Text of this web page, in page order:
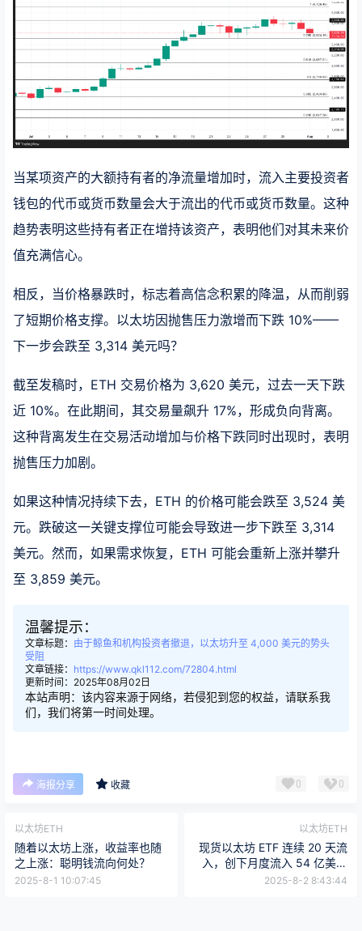
当某项资产的大额持有者的净流量增加时，流入主要投资者
钱包的代币或货币数量会大于流出的代币或货币数量。这种
趋势表明这些持有者正在增持该资产，表明他们对其未来价
值充满信心。
相反，当价格暴跌时，标志着高信念积累的降温，从而削弱
了短期价格支撑。以太坊因抛售压力激增而下跌 10%——
下一步会跌至 3,314 美元吗？
截至发稿时，ETH 交易价格为 3,620 美元，过去一天下跌
近 10%。在此期间，其交易量飙升 17%，形成负向背离。
这种背离发生在交易活动增加与价格下跌同时出现时，表明
抛售压力加剧。
如果这种情况持续下去，ETH 的价格可能会跌至 3,524 美
元。跌破这一关键支撑位可能会导致进一步下跌至 3,314
美元。然而，如果需求恢复，ETH 可能会重新上涨并攀升
至 3,859 美元。
温馨提示：
文章标题： 由于鲸鱼和机构投资者撤退，以太坊升至 4,000 美元的势头
受阻
文章链接： https://www.qkl112.com/72804.html
更新时间：2025年08月02日
本站声明：该内容来源于网络，若侵犯到您的权益，请联系我
们，我们将第一时间处理。
海报分享 收藏 0 0
以太坊ETH
随着以太坊上涨，收益率也随
之上涨：聪明钱流向何处？
2025-8-1 10:07:45
以太坊ETH
现货以太坊 ETF 连续 20 天流
入，创下月度流入 54 亿美元
纪录
2025-8-2 8:43:44